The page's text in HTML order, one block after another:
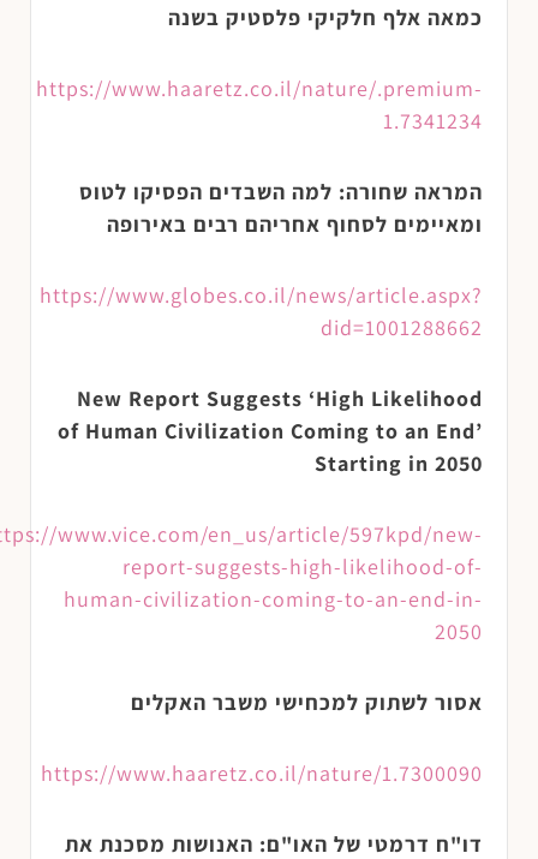
כמאה אלף חלקיקי פלסטיק בשנה
https://www.haaretz.co.il/nature/.premium-
1.7341234
המראה שחורה: למה השבדים הפסיקו לטוס
ומאיימים לסחוף אחריהם רבים באירופה
https://www.globes.co.il/news/article.aspx?
did=1001288662
New Report Suggests ‘High Likelihood
of Human Civilization Coming to an End’
Starting in 2050
www.vice.com/en_us/article/597kpd/new-
report-suggests-high-likelihood-of-
human-civilization-coming-to-an-end-in-
2050
אסור לשתוק למכחישי משבר האקלים
https://www.haaretz.co.il/nature/1.7300090
דו"ח דרמטי של האו"ם: האנושות מסכנת את